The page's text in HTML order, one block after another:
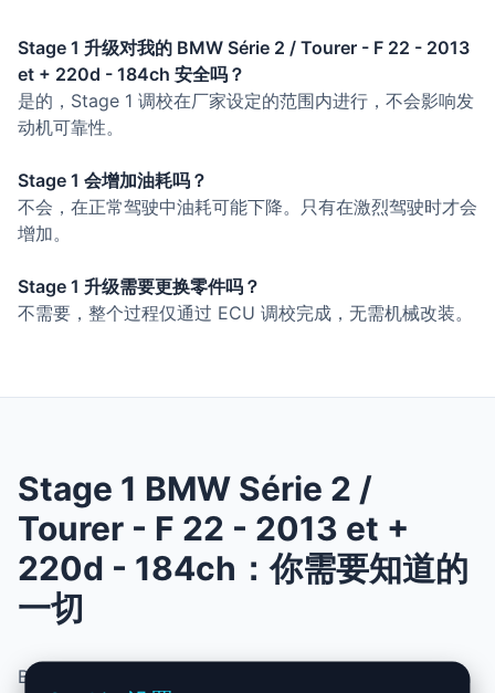
Stage 1 升级对我的 BMW Série 2 / Tourer - F 22 - 2013
et + 220d - 184ch 安全吗？
是的，Stage 1 调校在厂家设定的范围内进行，不会影响发
动机可靠性。
Stage 1 会增加油耗吗？
不会，在正常驾驶中油耗可能下降。只有在激烈驾驶时才会
增加。
Stage 1 升级需要更换零件吗？
不需要，整个过程仅通过 ECU 调校完成，无需机械改装。
Stage 1 BMW Série 2 /
Tourer - F 22 - 2013 et +
220d - 184ch：你需要知道的
一切
BMW Série 2 / Tourer - F 22 - 2013 et + 220d - 184ch